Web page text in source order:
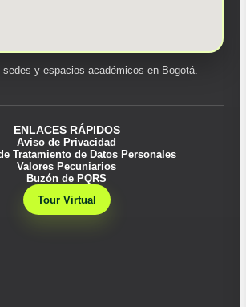
sedes y espacios académicos en Bogotá.
ENLACES RÁPIDOS
Aviso de Privacidad
Tratamiento de Datos Personales
Valores Pecuniarios
Buzón de PQRS
Tour Virtual